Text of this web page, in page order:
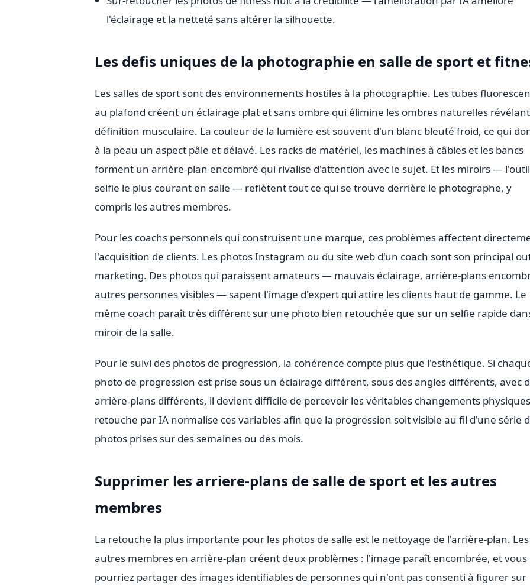
l'éclairage et la netteté sans altérer la silhouette.
Les defis uniques de la photographie en salle de sport et
Les salles de sport sont des environnements hostiles à la photographie. Les tubes
au plafond créent un éclairage plat et sans ombre qui élimine les ombres naturelles
définition musculaire. La couleur de la lumière est souvent d'un blanc bleuté froid, ce qui
à la peau un aspect pâle et délavé. Les racks de matériel, les machines à câbles et les bancs
forment un arrière-plan encombré qui rivalise d'attention avec le sujet. Et les miroirs —
selfie le plus courant en salle — reflètent tout ce qui se trouve derrière le photographe, y
compris les autres membres.
Pour les coachs personnels qui construisent une marque, ces problèmes affectent
l'acquisition de clients. Les photos Instagram ou du site web d'un coach sont son principal
marketing. Des photos qui paraissent amateurs — mauvais éclairage, arrière-plans
autres personnes visibles — sapent l'image d'expert qui attire les clients haut de gamme. Le
même coach paraît très différent sur une photo bien retouchée que sur un selfie rapide
miroir de la salle.
Pour le suivi des photos de progression, la cohérence compte plus que l'esthétique. Si
photo de progression est prise sous un éclairage différent, sous des angles différents, avec
arrière-plans différents, il devient difficile de percevoir les véritables changements
retouche par IA normalise ces variables afin que la progression soit visible au fil d'une série
photos prises sur des semaines ou des mois.
Supprimer les arriere-plans de salle de sport et les autres
membres
La retouche la plus importante pour les photos de salle est le nettoyage de l'arrière-plan. Les
autres membres en arrière-plan créent deux problèmes : l'image paraît encombrée, et vous
pourriez partager des images identifiables de personnes qui n'ont pas consenti à figurer sur